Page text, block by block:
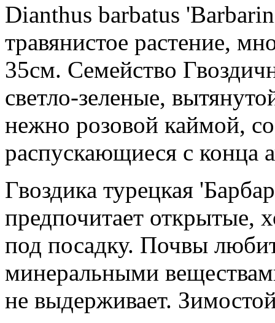
Dianthus barbatus
травянистое растение,
35см. Семейство
светло-зеленые,
нежно розовой каймой,
распускающиеся с конца
Гвоздика турецкая
предпочитает открытые,
под посадку. Почвы
минеральными
не выдерживает.